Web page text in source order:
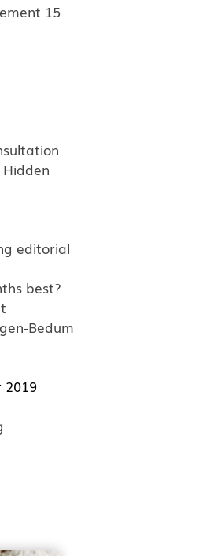
15
editorial
best?
Bedum
2019